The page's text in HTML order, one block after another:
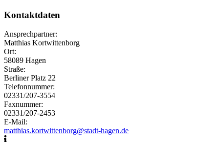
Kontaktdaten
Ansprechpartner:
Matthias Kortwittenborg
Ort:
58089 Hagen
Straße:
Berliner Platz 22
Telefonnummer:
02331/207-3554
Faxnummer:
02331/207-2453
E-Mail:
matthias.kortwittenborg@stadt-hagen.de